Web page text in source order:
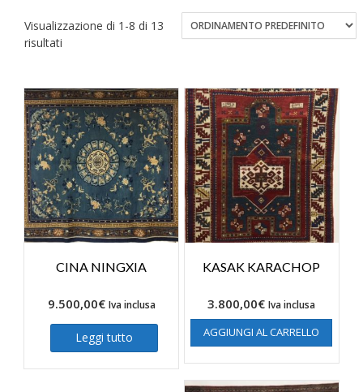
Visualizzazione di 1-8 di 13
risultati
CINA NINGXIA
9.500,00€ Iva inclusa
Leggi tutto
KASAK KARACHOP
3.800,00€ Iva inclusa
AGGIUNGI AL CARRELLO